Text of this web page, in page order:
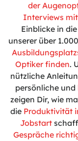
der
Interviews
Einblicke in
unserer über
Optiker finden.
nützliche
persönliche und
zeigen Dir, wie
die Produktivität
Jobstart
Gespräche